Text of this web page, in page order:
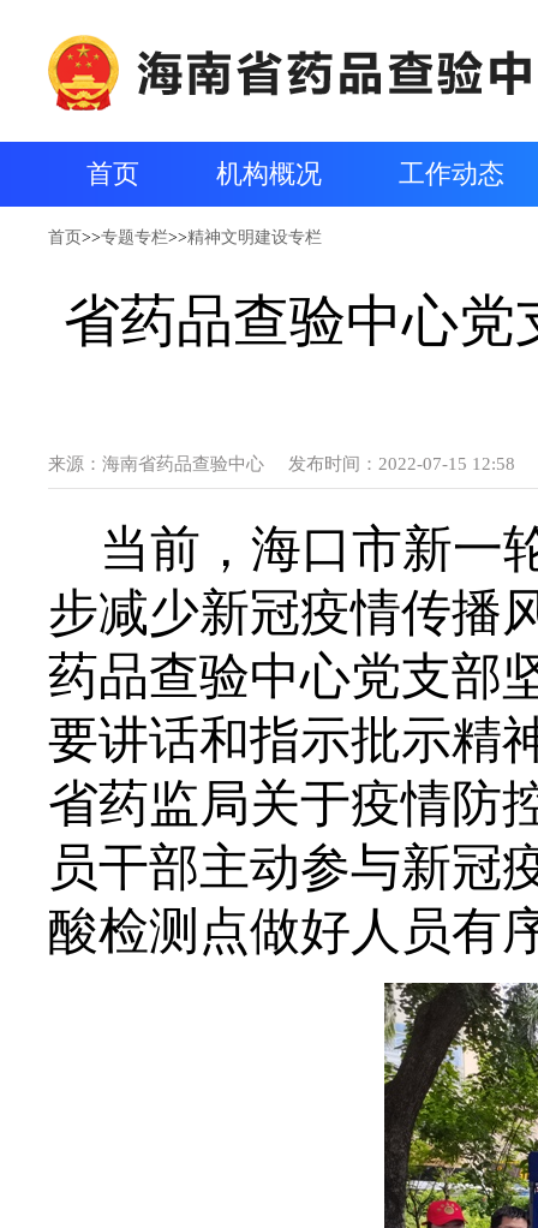
首页 机构概况 工作动态
首页 >>专题专栏>>精神文明建设专栏
省药品查验中心
来源： 海南省药品查验中心 发布时间：2022-07-15 12:58
当前，海口市新一
步减少新冠疫情传播
药品查验中心党支部
要讲话和指示批示精
省药监局关于疫情防
员干部主动参与新冠
酸检测点做好人员有